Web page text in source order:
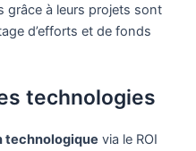
grâce à leurs projets sont
d’efforts et de fonds
technologies
technologique via le ROI